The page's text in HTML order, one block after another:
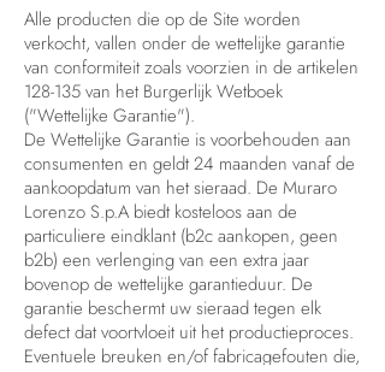
Alle producten die op de Site worden
verkocht, vallen onder de wettelijke garantie
van conformiteit zoals voorzien in de artikelen
128-135 van het Burgerlijk Wetboek
("Wettelijke Garantie").
De Wettelijke Garantie is voorbehouden aan
consumenten en geldt 24 maanden vanaf de
aankoopdatum van het sieraad. De Muraro
Lorenzo S.p.A biedt kosteloos aan de
particuliere eindklant (b2c aankopen, geen
b2b) een verlenging van een extra jaar
bovenop de wettelijke garantieduur. De
garantie beschermt uw sieraad tegen elk
defect dat voortvloeit uit het productieproces.
Eventuele breuken en/of fabricagefouten die,